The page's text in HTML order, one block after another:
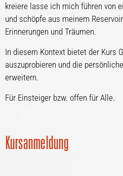
kreiere lasse ich mich führen von
und schöpfe aus meinem
Erinnerungen und Träumen.
In diesem Kontext bietet der Kurs
auszuprobieren und die
erweitern.
Für Einsteiger bzw. offen für Alle.
Kursanmeldung